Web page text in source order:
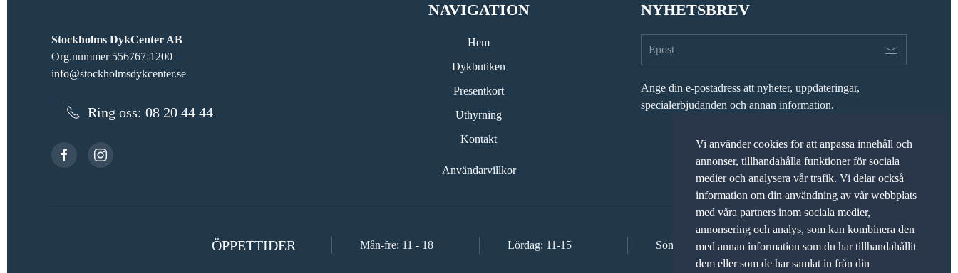
Vi använder cookies för att anpassa innehåll och
annonser, tillhandahålla funktioner för sociala
medier och analysera vår trafik. Vi delar också
information om din användning av vår webbplats
med våra partners inom sociala medier,
annonsering och analys, som kan kombinera den
med annan information som du har tillhandahållit
dem eller som de har samlat in från din
Stockholms DykCenter AB
Org.nummer 556767-1200
info@stockholmsdykcenter.se
Ring oss: 08 20 44 44
NAVIGATION
Hem
Dykbutiken
Presentkort
Uthyrning
Kontakt
Användarvillkor
NYHETSBREV
Ange din e-postadress att nyheter, uppdateringar,
specialerbjudanden och annan information.
ÖPPETTIDER Mån-fre: 11 - 18 Lördag: 11-15 Söndag: STÄNGT